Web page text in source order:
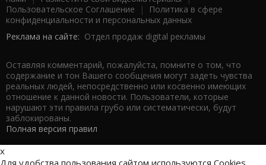
Пользовательское Соглашение |
Политика в сфере
конфиденциальности и персональных данных
Реклама на сайте: Отдел продаж digital рекламы
Оставляя комментарий, пожалуйста, помните о том, что
содержание и тон Вашего сообщения могут задеть чувства
реальных людей, непосредственно или косвенно имеющих
отношение к данной новости. Пользователи, которые
нарушают эти правила грубо или систематически, будут
заблокированы.
Полная версия правил
x
Для удобства пользования сайтом используются Cookies.